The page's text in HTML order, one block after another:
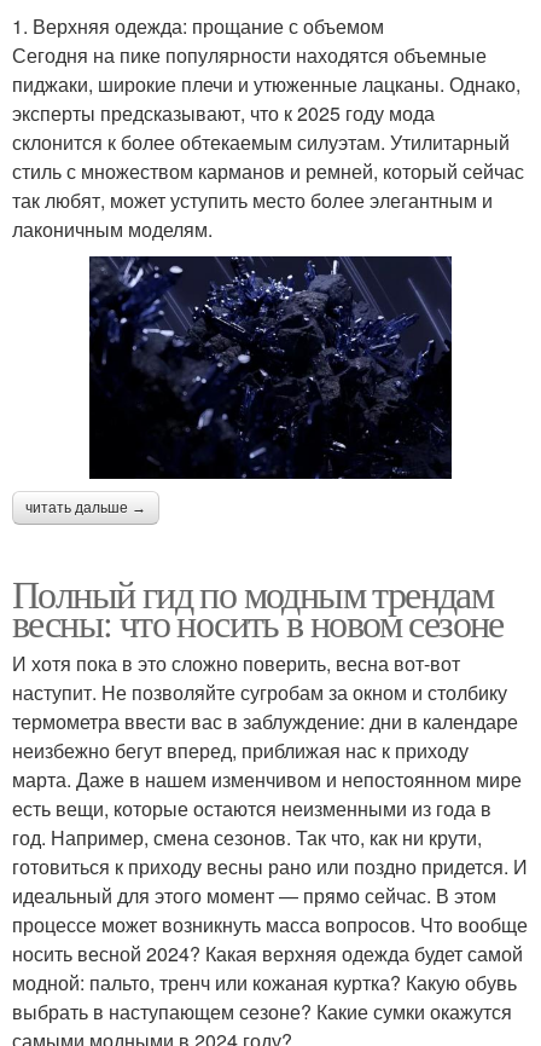
1. Верхняя одежда: прощание с объемом
Сегодня на пике популярности находятся объемные
пиджаки, широкие плечи и утюженные лацканы. Однако,
эксперты предсказывают, что к 2025 году мода
склонится к более обтекаемым силуэтам. Утилитарный
стиль с множеством карманов и ремней, который сейчас
так любят, может уступить место более элегантным и
лаконичным моделям.
читать дальше →
Полный гид по модным трендам
весны: что носить в новом сезоне
И хотя пока в это сложно поверить, весна вот-вот
наступит. Не позволяйте сугробам за окном и столбику
термометра ввести вас в заблуждение: дни в календаре
неизбежно бегут вперед, приближая нас к приходу
марта. Даже в нашем изменчивом и непостоянном мире
есть вещи, которые остаются неизменными из года в
год. Например, смена сезонов. Так что, как ни крути,
готовиться к приходу весны рано или поздно придется. И
идеальный для этого момент — прямо сейчас. В этом
процессе может возникнуть масса вопросов. Что вообще
носить весной 2024? Какая верхняя одежда будет самой
модной: пальто, тренч или кожаная куртка? Какую обувь
выбрать в наступающем сезоне? Какие сумки окажутся
самыми модными в 2024 году?